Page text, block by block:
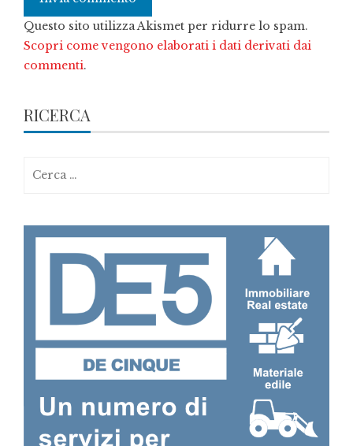
Questo sito utilizza Akismet per ridurre lo spam.
Scopri come vengono elaborati i dati derivati dai
commenti.
RICERCA